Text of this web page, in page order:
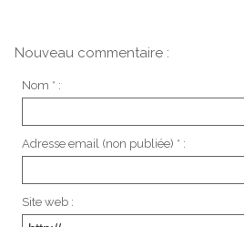
Nouveau commentaire :
Nom * :
Adresse email (non publiée) * :
Site web :